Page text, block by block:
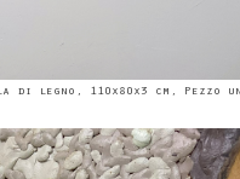
di legno, 110x80x3 cm, Pezzo